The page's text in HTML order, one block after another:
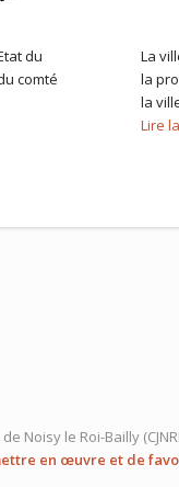
du
comté
La
la
la
Lire
Noisy le Roi-Bailly
en œuvre et de